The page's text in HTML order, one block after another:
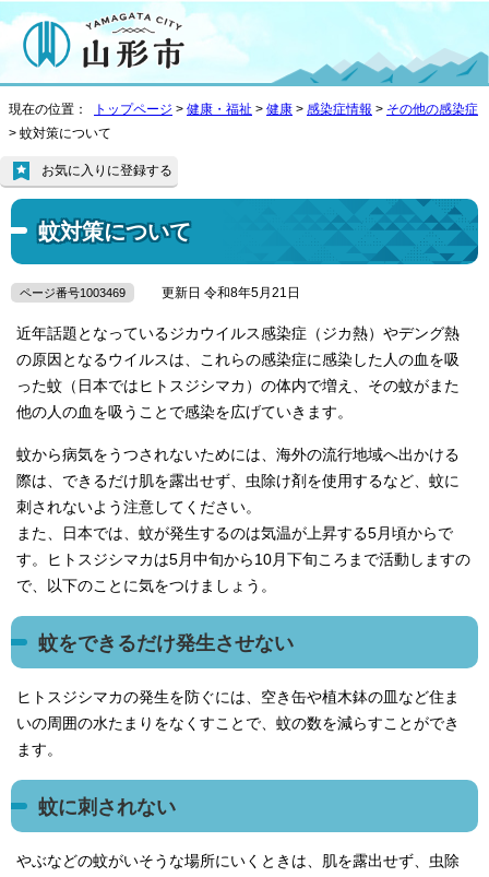
現在の位置： トップページ > 健康・福祉 > 健康 > 感染症情報 > その他の感染症
> 蚊対策について
蚊対策について
お気に入りに登録する
ページ番号1003469 更新日 令和8年5月21日
近年話題となっているジカウイルス感染症（ジカ熱）やデング熱
の原因となるウイルスは、これらの感染症に感染した人の血を吸
った蚊（日本ではヒトスジシマカ）の体内で増え、その蚊がまた
他の人の血を吸うことで感染を広げていきます。
蚊から病気をうつされないためには、海外の流行地域へ出かける
際は、できるだけ肌を露出せず、虫除け剤を使用するなど、蚊に
刺されないよう注意してください。
また、日本では、蚊が発生するのは気温が上昇する5月頃からで
す。ヒトスジシマカは5月中旬から10月下旬ころまで活動しますの
で、以下のことに気をつけましょう。
蚊をできるだけ発生させない
ヒトスジシマカの発生を防ぐには、空き缶や植木鉢の皿など住ま
いの周囲の水たまりをなくすことで、蚊の数を減らすことができ
ます。
蚊に刺されない
やぶなどの蚊がいそうな場所にいくときは、肌を露出せず、虫除